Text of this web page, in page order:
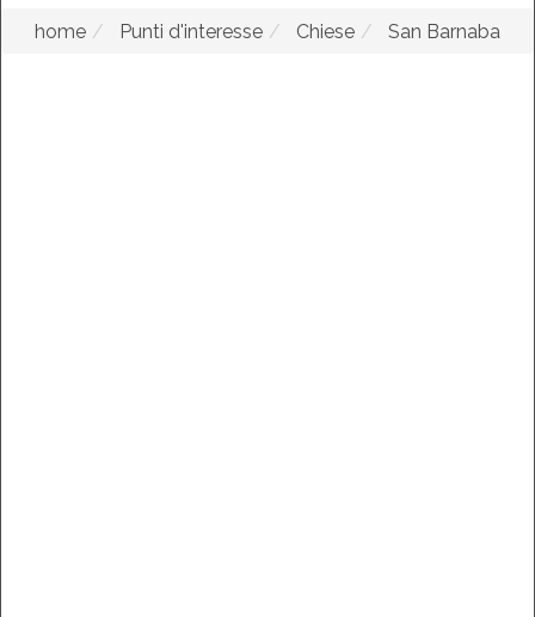
home Punti d'interesse Chiese San Barnaba